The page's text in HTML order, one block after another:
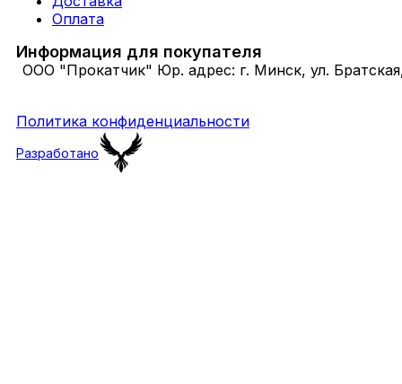
Оплата
Информация для покупателя
ООО "Прокатчик" Юр. адрес: г. Минск, ул.
Политика конфиденциальности
Разработано